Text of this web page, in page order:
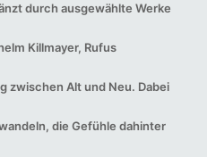
durch ausgewählte Werke
Killmayer, Rufus
zwischen Alt und Neu. Dabei
die Gefühle dahinter